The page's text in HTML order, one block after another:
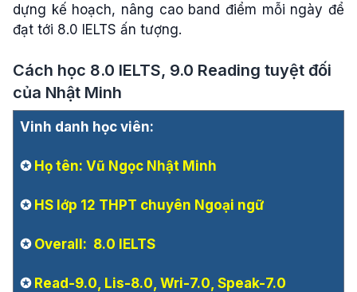
dựng kế hoạch, nâng cao band điểm mỗi ngày để
đạt tới 8.0 IELTS ấn tượng.
Cách học 8.0 IELTS, 9.0 Reading tuyệt đối
của Nhật Minh
Vinh danh học viên:
✪ Họ tên: Vũ Ngọc Nhật Minh
✪ HS lớp 12 THPT chuyên Ngoại ngữ
✪Overall: 8.0 IELTS
✪Read-9.0, Lis-8.0, Wri-7.0, Speak-7.0